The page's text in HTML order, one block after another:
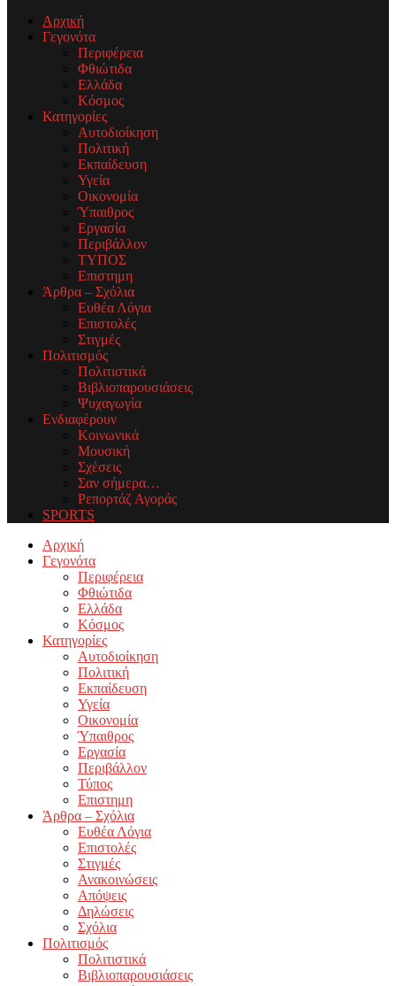
Αρχική
Γεγονότα
Περιφέρεια
Φθιώτιδα
Ελλάδα
Κόσμος
Κατηγορίες
Αυτοδιοίκηση
Πολιτική
Εκπαίδευση
Υγεία
Οικονομία
Ύπαιθρος
Εργασία
Περιβάλλον
ΤΥΠΟΣ
Επιστημη
Άρθρα – Σχόλια
Ευθέα Λόγια
Επιστολές
Στιγμές
Πολιτισμός
Πολιτιστικά
Βιβλιοπαρουσιάσεις
Ψυχαγωγία
Ενδιαφέρουν
Κοινωνικά
Μουσική
Σχέσεις
Σαν σήμερα…
Ρεπορτάζ Αγοράς
SPORTS
Facebook
Twitter
Instagram
Youtube
Email
Αρχική
Γεγονότα
Περιφέρεια
Φθιώτιδα
Ελλάδα
Κόσμος
Κατηγορίες
Αυτοδιοίκηση
Πολιτική
Εκπαίδευση
Υγεία
Οικονομία
Ύπαιθρος
Εργασία
Περιβάλλον
Τύπος
Επιστημη
Άρθρα – Σχόλια
Ευθέα Λόγια
Επιστολές
Στιγμές
Ανακοινώσεις
Απόψεις
Δηλώσεις
Σχόλια
Πολιτισμός
Πολιτιστικά
Βιβλιοπαρουσιάσεις